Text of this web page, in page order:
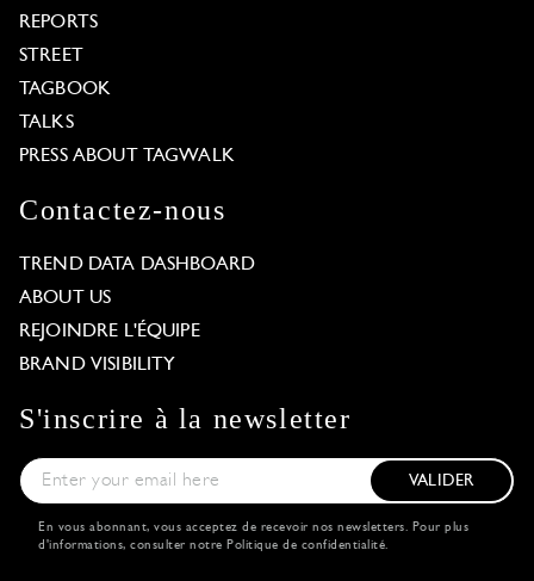
REPORTS
STREET
TAGBOOK
TALKS
PRESS ABOUT TAGWALK
Contactez-nous
TREND DATA DASHBOARD
ABOUT US
REJOINDRE L'ÉQUIPE
BRAND VISIBILITY
S'inscrire à la newsletter
VALIDER
En vous abonnant, vous acceptez de recevoir nos newsletters. Pour plus
d'informations, consulter notre Politique de confidentialité.